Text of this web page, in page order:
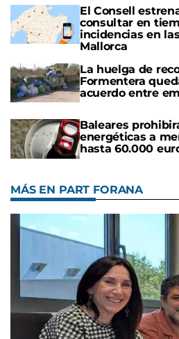
El Consell
consultar en
incidencias en
Mallorca
La huelga de
Formentera
acuerdo entre
Baleares
energéticas a
hasta 60.000
MÁS EN PART FORANA